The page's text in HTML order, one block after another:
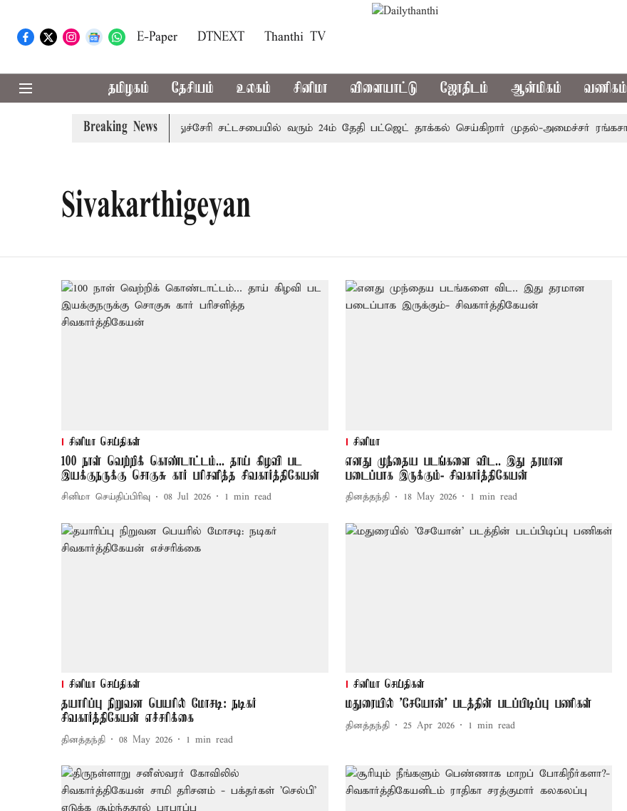
E-Paper DTNEXT Thanthi TV
தமிழகம் தேசியம் உலகம் சினிமா விளையாட்டு ஜோதிடம் ஆன்மிகம் வணிகம்
Breaking News
கன மழை எச்சரிக்கை புதுச்சேரி சட்டசபையில் வரும் 24ம் தேதி பட்ஜெட் தாக்கல் செய்கிறார் முதல்-அமைச்சர் ரங்கசாமி
Sivakarthigeyan
சினிமா செய்திகள்
100 நாள் வெற்றிக் கொண்டாட்டம்... தாய் கிழவி பட
இயக்குநருக்கு சொகுசு கார் பரிசளித்த சிவகார்த்திகேயன்
சினிமா செய்திப்பிரிவு 08 Jul 2026 1 min read
சினிமா
எனது முந்தைய படங்களை விட.. இது தரமான
படைப்பாக இருக்கும்- சிவகார்த்திகேயன்
தினத்தந்தி 18 May 2026 1 min read
சினிமா செய்திகள்
தயாரிப்பு நிறுவன பெயரில் மோசடி: நடிகர்
சிவகார்த்திகேயன் எச்சரிக்கை
தினத்தந்தி 08 May 2026 1 min read
சினிமா செய்திகள்
மதுரையில் 'சேயோன்' படத்தின் படப்பிடிப்பு பணிகள்
தினத்தந்தி 25 Apr 2026 1 min read